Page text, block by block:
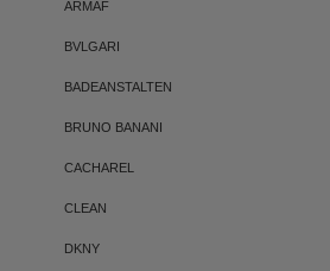
ARMAF
BVLGARI
BADEANSTALTEN
BRUNO BANANI
CACHAREL
CLEAN
DKNY